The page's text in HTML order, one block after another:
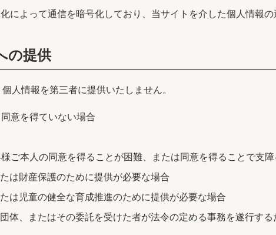
によって通信を暗号化しており、当サイトを介した個人情報の
の提供
人情報を第三者に提供いたしません。
意を得ていない場合
ご本人の同意を得ることが困難、または同意を得ることで支
は財産保護のために提供が必要な場合
は児童の健全な育成推進のために提供が必要な場合
体、またはその委託を受けた者が法令の定める事務を遂行す